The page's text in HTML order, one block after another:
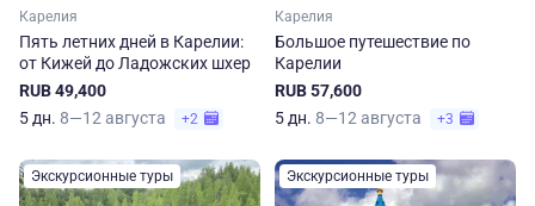
Карелия
Пять летних дней в Карелии:
от Кижей до Ладожских шхер
RUB 49,400
5 дн. 8—12 августа +2
Карелия
Большое путешествие по
Карелии
RUB 57,600
5 дн. 8—12 августа +3
Экскурсионные туры Экскурсионные туры